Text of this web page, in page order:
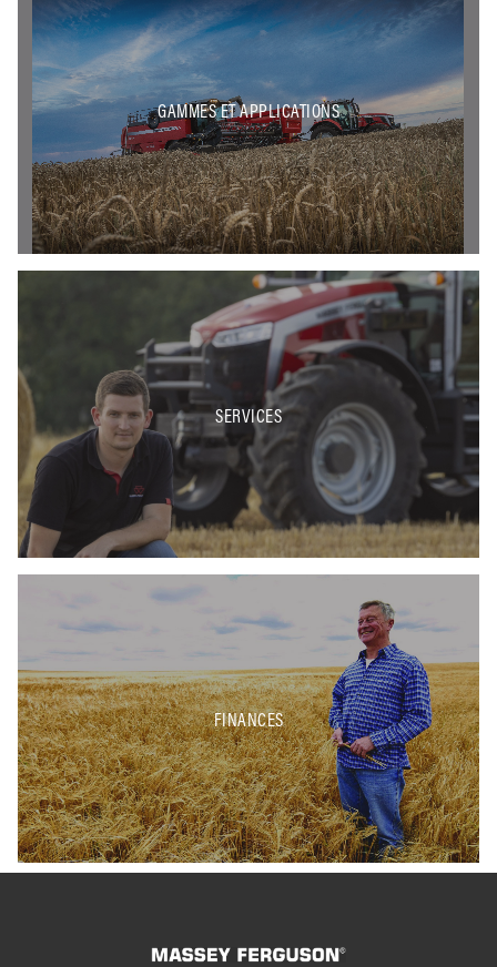
GAMMES ET APPLICATIONS
SERVICES
FINANCES